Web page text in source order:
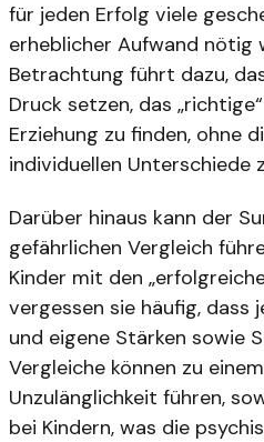
für jeden Erfolg viele
erheblicher Aufwand nötig
Betrachtung führt dazu,
Druck setzen, das
Erziehung zu finden, ohne
individuellen Unterschiede
Darüber hinaus kann der
gefährlichen Vergleich
Kinder mit den
vergessen sie häufig, dass
und eigene Stärken sowie
Vergleiche können zu
Unzulänglichkeit führen,
bei Kindern, was die